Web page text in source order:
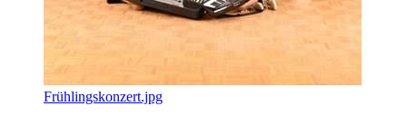
Frühlingskonzert.jpg